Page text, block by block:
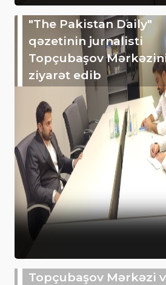
"The Pakistan Daily"
qəzetinin jurnalisti
Topçubaşov
ziyarət edib
Topçubaşov Mərkəzi